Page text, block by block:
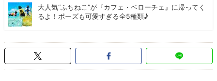
大人気“ふちねこ”が『カフェ・ベローチェ』に帰ってく
るよ！ポーズも可愛すぎる全5種類♪